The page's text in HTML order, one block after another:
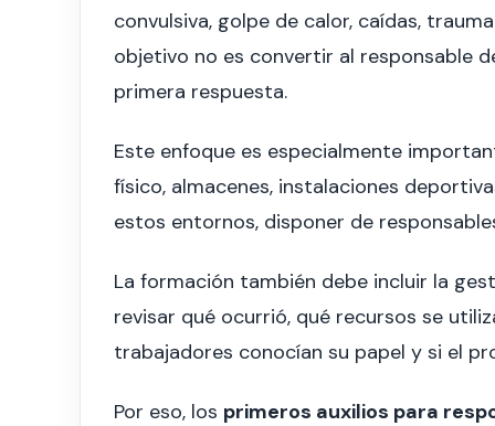
convulsiva, golpe de calor, caídas,
objetivo no es convertir al responsable
primera respuesta.
Este enfoque es especialmente
físico, almacenes, instalaciones
estos entornos, disponer de
La formación también debe incluir la
revisar qué ocurrió, qué recursos se
trabajadores conocían su papel y si el
Por eso, los primeros auxilios para